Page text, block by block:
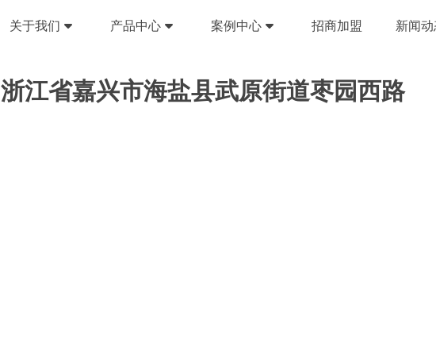
关于我们 产品中心 案例中心 招商加盟 新闻
浙江省嘉兴市海盐县武原街道枣园西路